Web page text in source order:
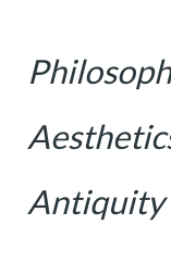
Antiquity